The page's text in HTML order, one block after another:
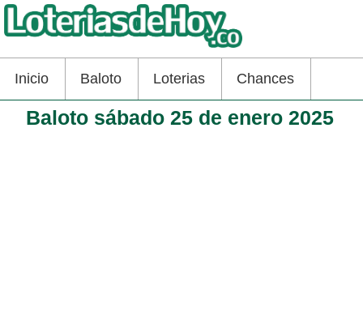
Inicio Baloto Loterias Chances
Baloto sábado 25 de enero 2025